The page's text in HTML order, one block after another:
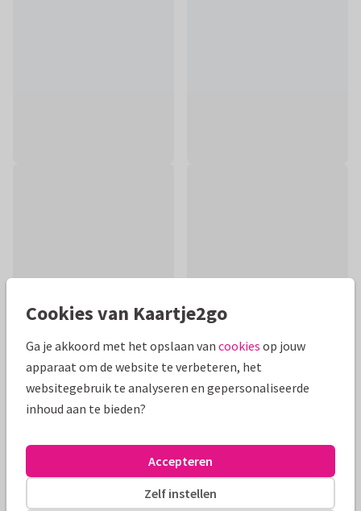
Productinformatie
Een sfeervolle beterschapskaart met op de voorkant een
Alle kaarten zijn helemaal naar wens aan te passen
Cookies van Kaartje2go
Ga je akkoord met het opslaan van cookies op jouw
apparaat om de website te verbeteren, het
websitegebruik te analyseren en gepersonaliseerde
inhoud aan te bieden?
Zelf instellen
Accepteren